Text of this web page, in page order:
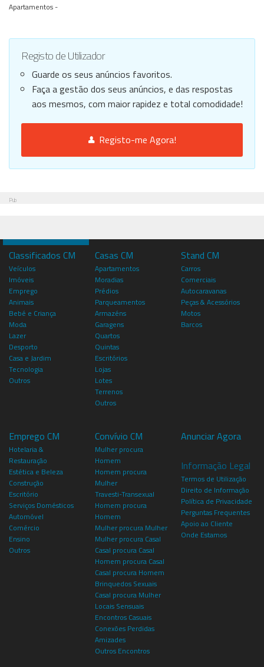
Apartamentos -
Registo de Utilizador
Guarde os seus anúncios favoritos.
Faça a gestão dos seus anúncios, e das respostas
aos mesmos, com maior rapidez e total comodidade!
Registo-me Agora!
Pub
Classificados CM
Veículos
Imóveis
Emprego
Animais
Bebé e Criança
Moda
Lazer
Desporto
Casa e Jardim
Tecnologia
Outros
Casas CM
Apartamentos
Moradias
Prédios
Parqueamentos
Armazéns
Garagens
Quartos
Quintas
Escritórios
Lojas
Lotes
Terrenos
Outros
Stand CM
Carros
Comerciais
Autocaravanas
Peças & Acessórios
Motos
Barcos
Emprego CM
Hotelaria &
Restauração
Estética e Beleza
Construção
Escritório
Serviços Domésticos
Automóvel
Comércio
Ensino
Outros
Convívio CM
Mulher procura
Homem
Homem procura
Mulher
Travesti-Transexual
Homem procura
Homem
Mulher procura Mulher
Mulher procura Casal
Casal procura Casal
Homem procura Casal
Casal procura Homem
Brinquedos Sexuais
Casal procura Mulher
Locais Sensuais
Encontros Casuais
Conexões Perdidas
Amizades
Outros Encontros
Anunciar Agora
Informação Legal
Termos de Utilização
Direito de Informação
Política de Privacidade
Perguntas Frequentes
Apoio ao Cliente
Onde Estamos